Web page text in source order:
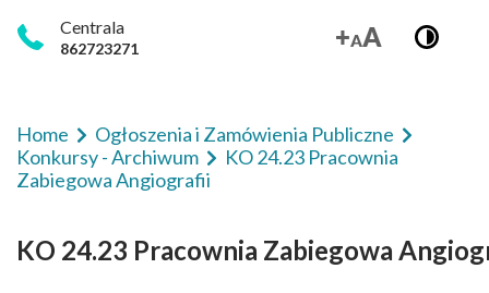
Centrala
862723271
Home
Ogłoszenia i Zamówienia Publiczne
Konkursy - Archiwum
KO 24.23 Pracownia
Zabiegowa Angiografii
KO 24.23 Pracownia Zabiegowa